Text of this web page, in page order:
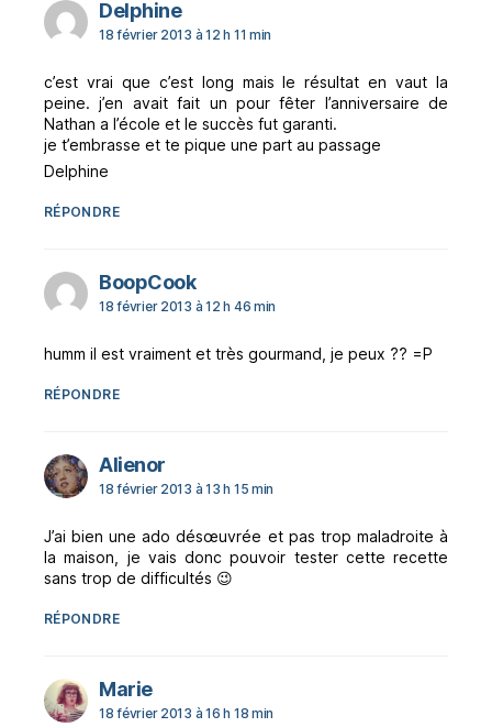
Delphinedit :
18 février 2013 à 12 h 11 min
c’est vrai que c’est long mais le résultat en vaut la
peine. j’en avait fait un pour fêter l’anniversaire de
Nathan a l’école et le succès fut garanti.
je t’embrasse et te pique une part au passage
Delphine
RÉPONDRE
BoopCookdit :
18 février 2013 à 12 h 46 min
humm il est vraiment et très gourmand, je peux ?? =P
RÉPONDRE
Alienordit :
18 février 2013 à 13 h 15 min
J’ai bien une ado désœuvrée et pas trop maladroite à
la maison, je vais donc pouvoir tester cette recette
sans trop de difficultés 😉
RÉPONDRE
Mariedit :
18 février 2013 à 16 h 18 min